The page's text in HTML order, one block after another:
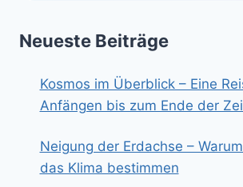
Neueste Beiträge
Kosmos im Überblick – Eine
Anfängen bis zum Ende der
Neigung der Erdachse –
das Klima bestimmen